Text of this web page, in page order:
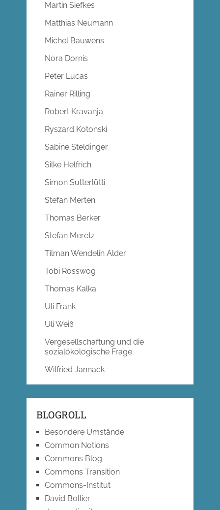
Martin Siefkes
Matthias Neumann
Michel Bauwens
Nora Dornis
Peter Lucas
Rainer Rilling
Robert Kravanja
Ryszard Kotonski
Sabine Steldinger
Silke Helfrich
Simon Sutterlütti
Stefan Merten
Thomas Berker
Stefan Meretz
Tilman Wendelin Alder
Tobi Rosswog
Thomas Kalka
Uli Frank
Uli Weiß
Vergesellschaftung und die
sozialökologische Frage
Wilfried Jannack
BLOGROLL
Besondere Umstände
Common Notions
Commons Blog
Commons Transition
Commons-Institut
David Bollier